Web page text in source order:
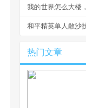
我的世界怎么大楼
热门文章